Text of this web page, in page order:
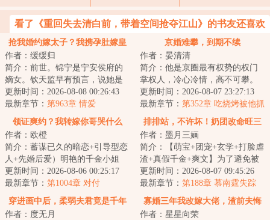
看了《重回失去清白前，带着空间抢夺江山》的书友还喜欢
抢我婚约嫁太子？我携孕肚嫁皇
作者：缓缓归
简介：前世。锦宁是宁安侯府的
嫡女。钦天监早有预言，说她是
天生凤命。人人都觉得，她会成
为未来的太子妃...
更新时间：2026-08-08 00:26:43
最新章节： 第963章 情爱
京婚难攀，到期不续
作者：晏清清
简介：他是京圈最有权势的权门
掌权人，冷心冷情，高不可攀。
&lt;br/&gt;她是清冷貌美的小医
生，爹不疼，...
更新时间：2026-08-07 23:27:13
最新章节： 第352章 吃烧烤被他抓
包
领证爽约？我转嫁你哥哭什么
作者：欧橙
简介：蓄谋已久的暗恋+引导型恋
人+先婚后爱）明艳的千金小姐
+深情不移港圈太子爷唐凝谈了一
场五年的恋爱...
更新时间：2026-08-06 00:25:17
最新章节： 第1004章 对付
排排站，不许坏！奶团改命旺三
作者：墨月三婳
简介：【萌宝+团宠+玄学+打脸虐
渣+真假千金+爽文】为了避免被
渣爹扫地出门，跟着外祖一家造
反被斩首的悲...
更新时间：2026-08-07 09:45:26
最新章节： 第188章 慕南霆失踪
穿进画中后，柔弱夫君竟是千年
作者：度无月
寡婚三年我改嫁大佬，渣前夫悔
疯了
作者：星星向荣